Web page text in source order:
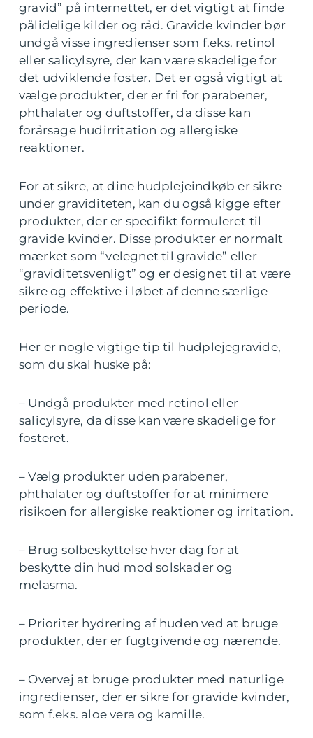
gravid” på internettet, er det vigtigt at finde
pålidelige kilder og råd. Gravide kvinder bør
undgå visse ingredienser som f.eks. retinol
eller salicylsyre, der kan være skadelige for
det udviklende foster. Det er også vigtigt at
vælge produkter, der er fri for parabener,
phthalater og duftstoffer, da disse kan
forårsage hudirritation og allergiske
reaktioner.
For at sikre, at dine hudplejeindkøb er sikre
under graviditeten, kan du også kigge efter
produkter, der er specifikt formuleret til
gravide kvinder. Disse produkter er normalt
mærket som “velegnet til gravide” eller
“graviditetsvenligt” og er designet til at være
sikre og effektive i løbet af denne særlige
periode.
Her er nogle vigtige tip til hudplejegravide,
som du skal huske på:
– Undgå produkter med retinol eller
salicylsyre, da disse kan være skadelige for
fosteret.
– Vælg produkter uden parabener,
phthalater og duftstoffer for at minimere
risikoen for allergiske reaktioner og irritation.
– Brug solbeskyttelse hver dag for at
beskytte din hud mod solskader og
melasma.
– Prioriter hydrering af huden ved at bruge
produkter, der er fugtgivende og nærende.
– Overvej at bruge produkter med naturlige
ingredienser, der er sikre for gravide kvinder,
som f.eks. aloe vera og kamille.